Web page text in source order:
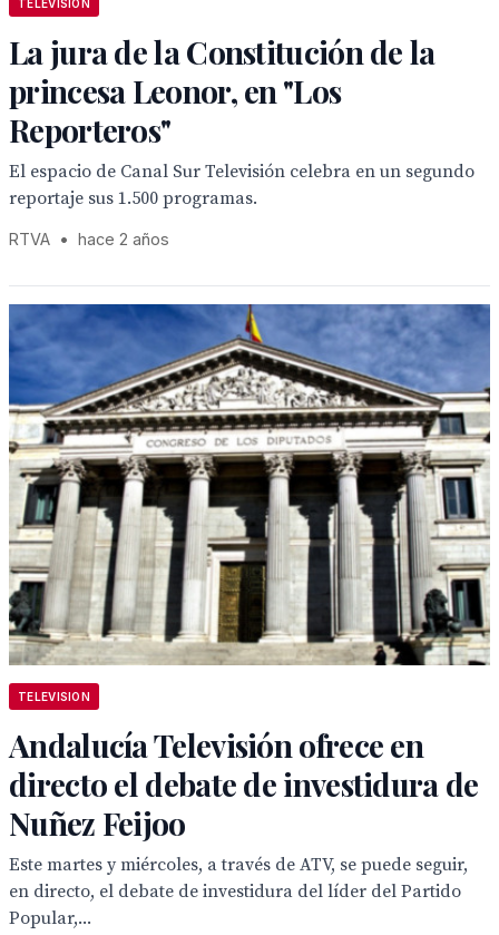
TELEVISION
La jura de la Constitución de la
princesa Leonor, en "Los
Reporteros"
El espacio de Canal Sur Televisión celebra en un segundo
reportaje sus 1.500 programas.
RTVA • hace 2 años
TELEVISION
Andalucía Televisión ofrece en
directo el debate de investidura de
Nuñez Feijoo
Este martes y miércoles, a través de ATV, se puede seguir,
en directo, el debate de investidura del líder del Partido
Popular,...